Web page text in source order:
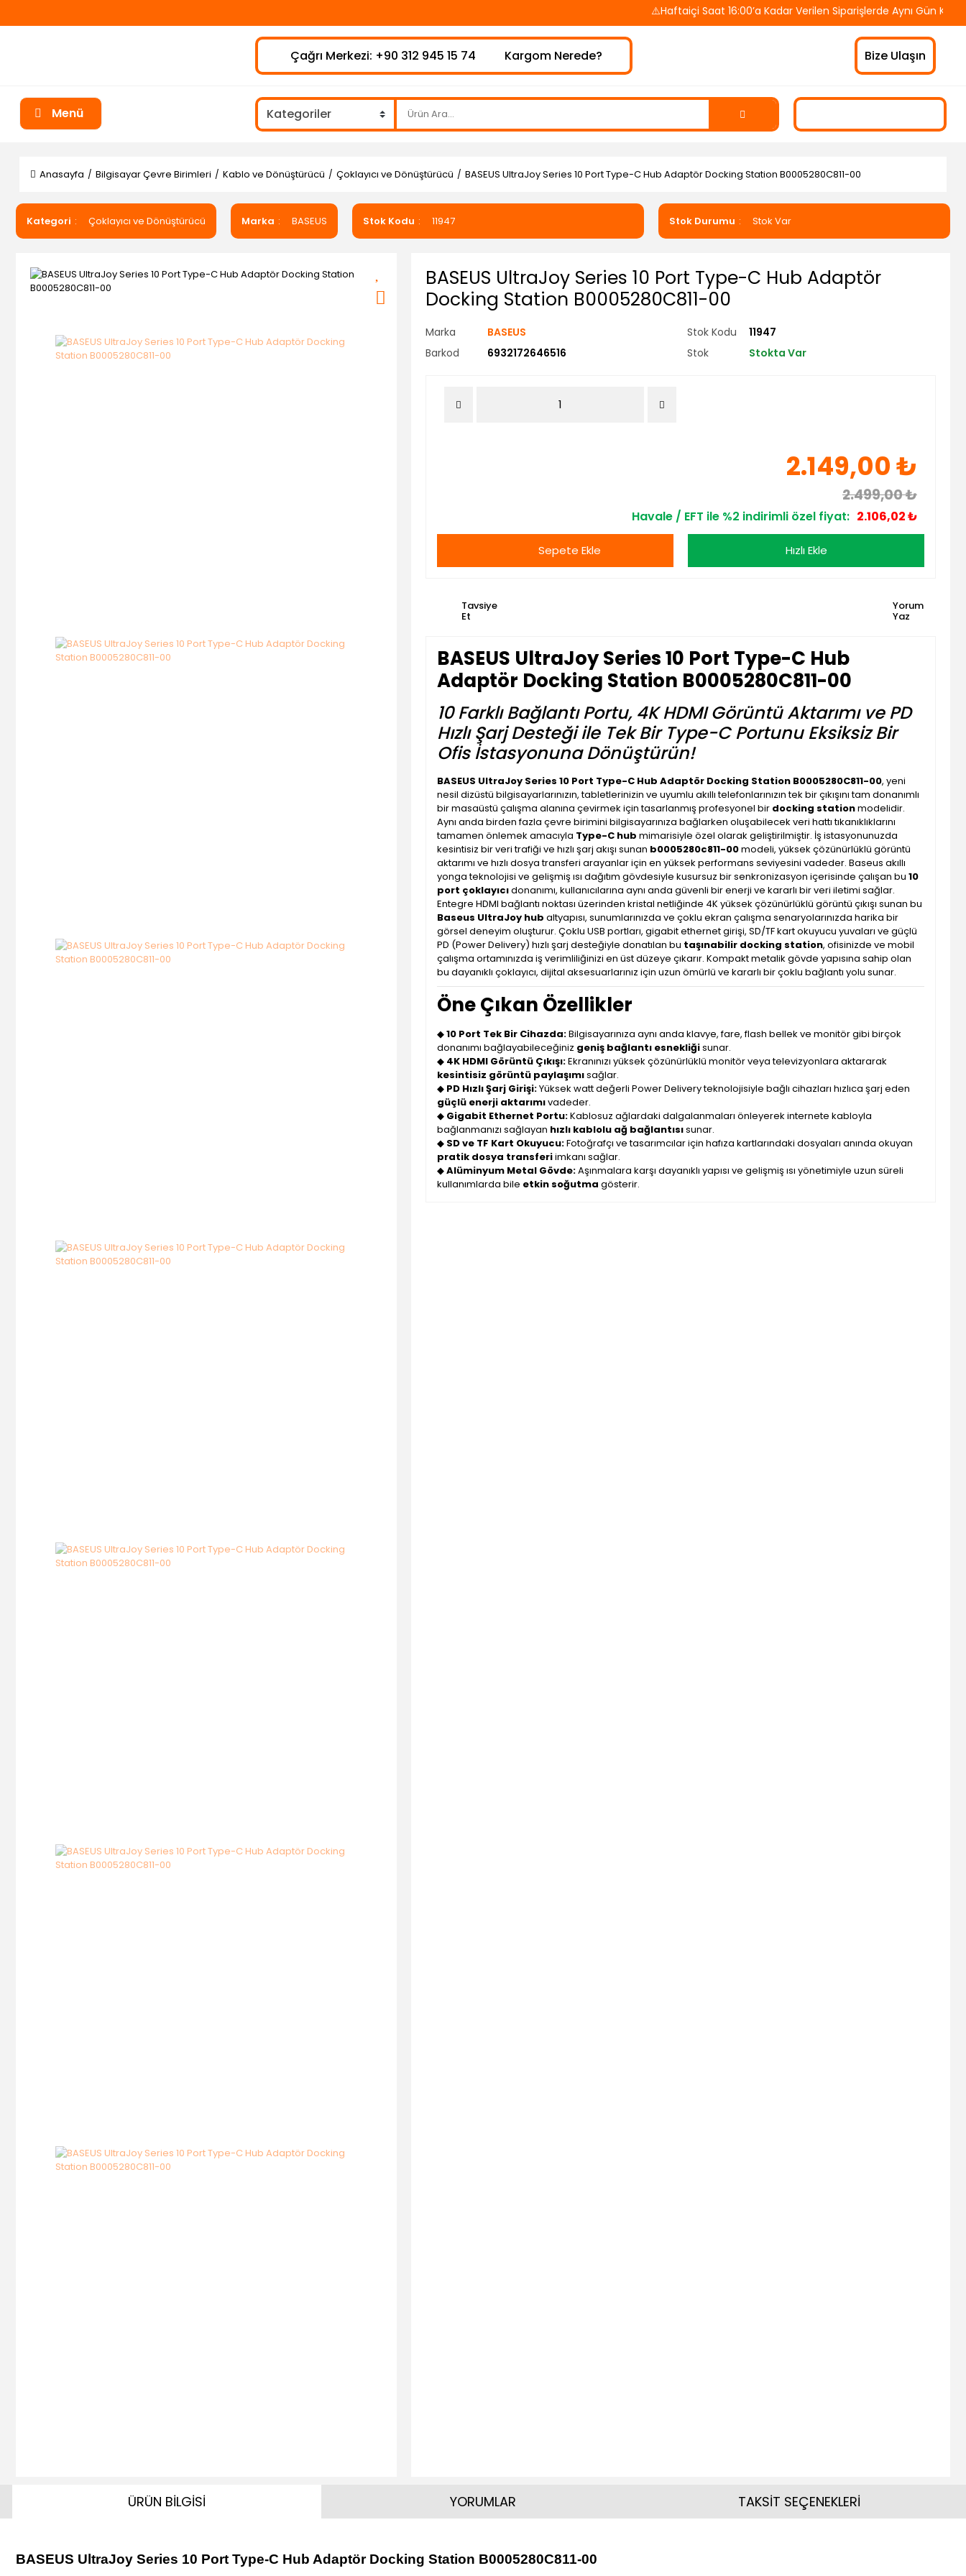
⚠️Haftaiçi Saat 16:00’a Kadar Verilen Siparişlerde Aynı Gün Kargo! 🚚
Çağrı Merkezi: +90 312 945 15 74 Kargom Nerede? Bize Ulaşın
Menü
Anasayfa Bilgisayar Çevre Birimleri Kablo ve Dönüştürücü Çoklayıcı ve Dönüştürücü BASEUS UltraJoy Series 10 Port Type-C Hub Adaptör Docking Station B0005280C811-00
Kategori Çoklayıcı ve Dönüştürücü Marka BASEUS Stok Kodu 11947 Stok Durumu Stok Var
BASEUS UltraJoy Series 10 Port Type-C Hub Adaptör
Docking Station B0005280C811-00
Marka BASEUS Stok Kodu
11947
Barkod
6932172646516 Stok Stokta Var
2.149,00 ₺
2.499,00 ₺
Havale / EFT ile %2 indirimli özel fiyat: 2.106,02 ₺
Sepete Ekle Hızlı Ekle
Tavsiye
Et
Yorum
Yaz
BASEUS UltraJoy Series 10 Port Type-C Hub
Adaptör Docking Station B0005280C811-00
10 Farklı Bağlantı Portu, 4K HDMI Görüntü Aktarımı ve PD
Hızlı Şarj Desteği ile Tek Bir Type-C Portunu Eksiksiz Bir
Ofis İstasyonuna Dönüştürün!
BASEUS UltraJoy Series 10 Port Type-C Hub Adaptör Docking Station B0005280C811-00, yeni
nesil dizüstü bilgisayarlarınızın, tabletlerinizin ve uyumlu akıllı telefonlarınızın tek bir çıkışını tam donanımlı
bir masaüstü çalışma alanına çevirmek için tasarlanmış profesyonel bir docking stationmodelidir.
Aynı anda birden fazla çevre birimini bilgisayarınıza bağlarken oluşabilecek veri hattı tıkanıklıklarını
tamamen önlemek amacıyla Type-C hub mimarisiyle özel olarak geliştirilmiştir. İş istasyonunuzda
kesintisiz bir veri trafiği ve hızlı şarj akışı sunan b0005280c811-00modeli, yüksek çözünürlüklü görüntü
aktarımı ve hızlı dosya transferi arayanlar için en yüksek performans seviyesini vadeder. Baseus akıllı
yonga teknolojisi ve gelişmiş ısı dağıtım gövdesiyle kusursuz bir senkronizasyon içerisinde çalışan bu 10
port çoklayıcıdonanımı, kullanıcılarına aynı anda güvenli bir enerji ve kararlı bir veri iletimi sağlar.
Entegre HDMI bağlantı noktası üzerinden kristal netliğinde 4K yüksek çözünürlüklü görüntü çıkışı sunan bu
Baseus UltraJoy hub altyapısı, sunumlarınızda ve çoklu ekran çalışma senaryolarınızda harika bir
görsel deneyim oluşturur. Çoklu USB portları, gigabit ethernet girişi, SD/TF kart okuyucu yuvaları ve güçlü
PD (Power Delivery) hızlı şarj desteğiyle donatılan bu taşınabilir docking station, ofisinizde ve mobil
çalışma ortamınızda iş verimliliğinizi en üst düzeye çıkarır. Kompakt metalik gövde yapısına sahip olan
bu dayanıklı çoklayıcı, dijital aksesuarlarınız için uzun ömürlü ve kararlı bir çoklu bağlantı yolu sunar.
Öne Çıkan Özellikler
◆10 Port Tek Bir Cihazda:Bilgisayarınıza aynı anda klavye, fare, flash bellek ve monitör gibi birçok
donanımı bağlayabileceğiniz geniş bağlantı esnekliğisunar.
◆ 4K HDMI Görüntü Çıkışı:Ekranınızı yüksek çözünürlüklü monitör veya televizyonlara aktararak
kesintisiz görüntü paylaşımısağlar.
◆ PD Hızlı Şarj Girişi:Yüksek watt değerli Power Delivery teknolojisiyle bağlı cihazları hızlıca şarj eden
güçlü enerji aktarımıvadeder.
◆ Gigabit Ethernet Portu:Kablosuz ağlardaki dalgalanmaları önleyerek internete kabloyla
bağlanmanızı sağlayan hızlı kablolu ağ bağlantısısunar.
◆ SD ve TF Kart Okuyucu:Fotoğrafçı ve tasarımcılar için hafıza kartlarındaki dosyaları anında okuyan
pratik dosya transferiimkanı sağlar.
◆Alüminyum Metal Gövde:Aşınmalara karşı dayanıklı yapısı ve gelişmiş ısı yönetimiyle uzun süreli
kullanımlarda bile etkin soğutma gösterir.
ÜRÜN BİLGİSİ
BASEUS UltraJoy Series 10 Port Type-C Hub Adaptör Docking Station B0005280C811-00
YORUMLAR TAKSİT SEÇENEKLERİ